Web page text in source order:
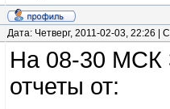
Дата: Четверг, 2011-02-03, 22:26 |
На 08-30 МСК
отчеты от: